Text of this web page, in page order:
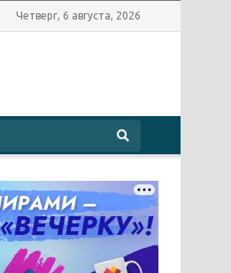
Четверг, 6 августа, 2026